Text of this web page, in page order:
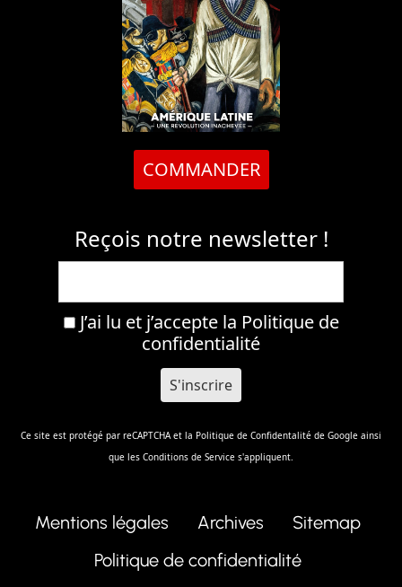
COMMANDER
Reçois notre newsletter !
J’ai lu et j’accepte la Politique de
confidentialité
Ce site est protégé par reCAPTCHA et la Politique de Confidentalité de Google ainsi
que les Conditions de Service s'appliquent.
Mentions légales Archives
Sitemap
Politique de confidentialité